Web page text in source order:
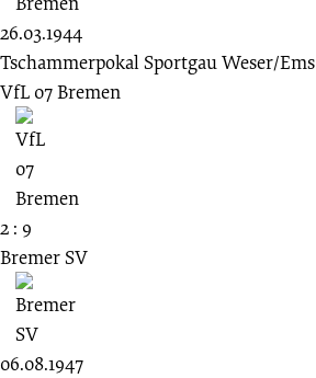
26.03.1944
Tschammerpokal Sportgau Weser/Ems
VfL 07 Bremen
2 : 9
Bremer SV
06.08.1947